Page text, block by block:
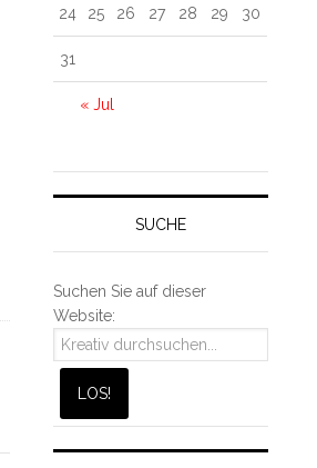
« Jul
24 25 26 27 28 29 30
31
SUCHE
Suchen Sie auf dieser
Website: